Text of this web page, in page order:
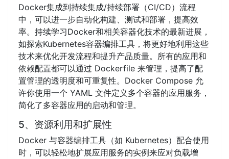
Docker集成到持续集成/持续部署（CI/CD）流程
中，可以进一步自动化构建、测试和部署，提高效
率。持续学习Docker和相关容器化技术的最新进展，
如探索Kubernetes容器编排工具，将更好地利用这些
技术来优化开发流程和提升产品质量。所有的应用和
依赖配置都可以通过 Dockerfile 来管理，提高了配
置管理的透明度和可重复性。Docker Compose 允
许你使用一个 YAML 文件定义多个容器的应用服务，
简化了多容器应用的启动和管理。
5、资源利用和扩展性
Docker 与容器编排工具（如 Kubernetes）配合使用
时，可以轻松地扩展应用服务的实例来应对负载增